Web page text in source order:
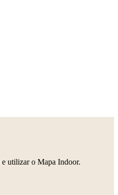
utilizar o Mapa Indoor.